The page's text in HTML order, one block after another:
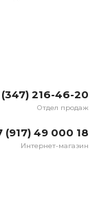
(347) 216-46-20
Отдел продаж
(917) 49 000 18
Интернет-магазин